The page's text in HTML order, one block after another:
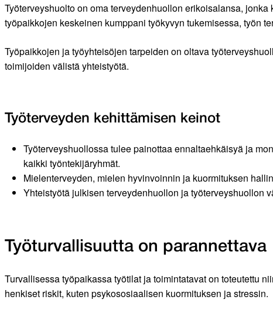
Työterveyshuolto on oma terveydenhuollon erikoisalansa,
työpaikkojen keskeinen kumppani työkyvyn tukemisessa, työn
Työpaikkojen ja työyhteisöjen tarpeiden on oltava
toimijoiden välistä yhteistyötä.
Työterveyden kehittämisen keinot
Työterveyshuollossa tulee painottaa ennaltaehkäisyä ja
kaikki työntekijäryhmät.
Mielenterveyden, mielen hyvinvoinnin ja kuormituksen
Yhteistyötä julkisen terveydenhuollon ja työterveyshuollon
Työturvallisuutta on parannettava
Turvallisessa työpaikassa työtilat ja toimintatavat on toteutettu
henkiset riskit, kuten psykososiaalisen kuormituksen ja stressin.